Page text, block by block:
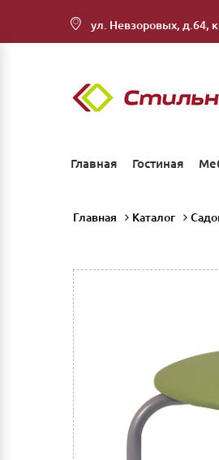
ул. Невзоровых, д.64,
Главная Гостиная
Главная Каталог